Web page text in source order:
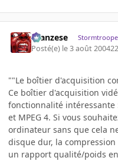
ilcanzese
Posté(e) le 3 août 2004
""Le boîtier d'acquisition
Ce boîtier d'acquisition
fonctionnalité intéressante
et MPEG 4. Si vous
ordinateur sans que cela
disque dur, la
un rapport qualité/poids